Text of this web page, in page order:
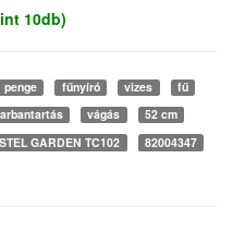
10db)
penge fűnyíró vizes
fű
vágás
52 cm
GARDEN TC102
82004347